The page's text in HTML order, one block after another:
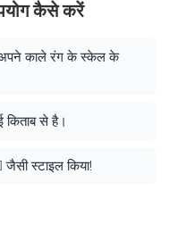
कैसे करें
अपने काले रंग के स्केल के
किताब से है।
स्टाइल किया!